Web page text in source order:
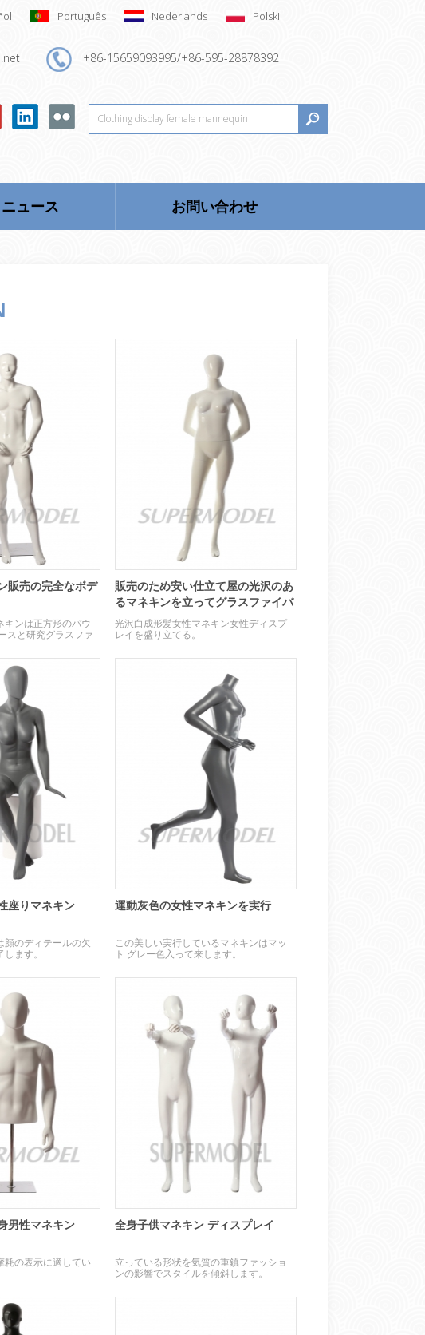
Português Nederlands Polski
+86-15659093995/+86-595-28878392
ニュース お問い合わせ
販売の完全なボデ
キンは正方形のパウ
スと研究グラスファ
販売のため安い仕立て屋の光沢のあ
るマネキンを立ってグラスファイバ
ー
光沢白成形髪女性マネキン女性ディスプ
レイを盛り立てる。
座りマネキン
のディテールの欠
ます。
運動灰色の女性マネキンを実行
この美しい実行しているマネキンはマッ
ト グレー色入って来します。
男性マネキン
耗の表示に適してい
全身子供マネキン ディスプレイ
立っている形状を気質の重鎮ファッショ
ンの影響でスタイルを傾斜します。